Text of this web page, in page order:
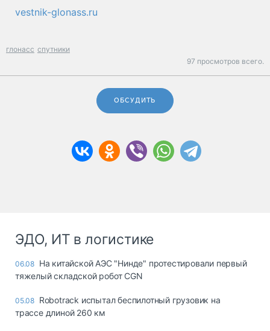
vestnik-glonass.ru
глонасс спутники
97 просмотров всего.
ОБСУДИТЬ
ЭДО, ИТ в логистике
06.08 На китайской АЭС "Нинде" протестировали первый
тяжелый складской робот CGN
05.08 Robotrack испытал беспилотный грузовик на
трассе длиной 260 км